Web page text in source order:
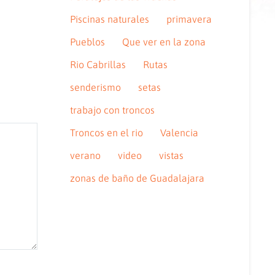
Piscinas naturales primavera
Pueblos Que ver en la zona
Rio Cabrillas Rutas
senderismo setas
trabajo con troncos
Troncos en el rio Valencia
verano video vistas
zonas de baño de Guadalajara